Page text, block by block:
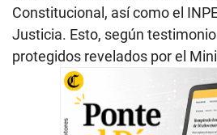
Constitucional, así como el
Justicia. Esto, según
protegidos revelados por el